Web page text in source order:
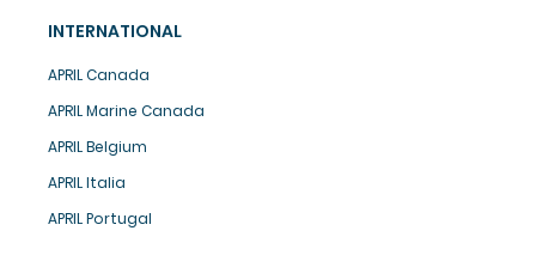
INTERNATIONAL
APRIL Canada
APRIL Marine Canada
APRIL Belgium
APRIL Italia
APRIL Portugal